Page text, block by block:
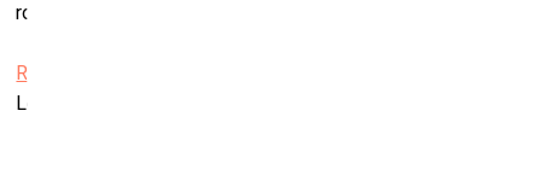
robežas.
RIXC galerija
Lenču iela 2, Rīga